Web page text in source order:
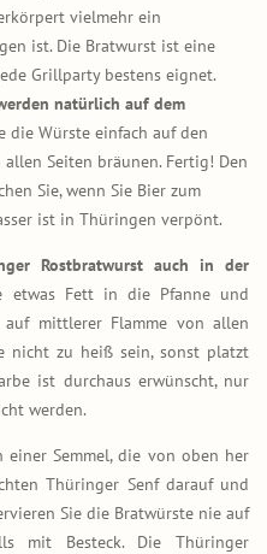
vielmehr ein
ist. Die Bratwurst ist eine
Grillparty bestens eignet.
natürlich auf dem
die Würste einfach auf den
Seiten bräunen. Fertig! Den
Sie, wenn Sie Bier zum
ist in Thüringen verpönt.
Rostbratwurst auch in der
etwas Fett in die Pfanne und
mittlerer Flamme von allen
nicht zu heiß sein, sonst platzt
ist durchaus erwünscht, nur
werden.
einer Semmel, die von oben her
Thüringer Senf darauf und
Sie die Bratwürste nie auf
mit Besteck. Die Thüringer